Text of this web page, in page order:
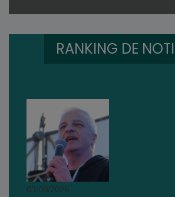
RANKING DE
03/08/2026